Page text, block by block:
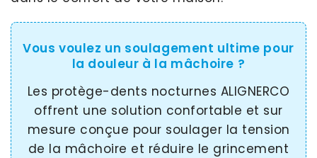
Vous voulez un soulagement ultime pour
la douleur à la mâchoire ?
Les protège-dents nocturnes ALIGNERCO
offrent une solution confortable et sur
mesure conçue pour soulager la tension
de la mâchoire et réduire le grincement